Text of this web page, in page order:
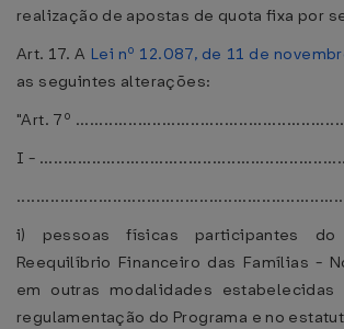
realização de apostas de quota fixa por
Art. 17. A Lei nº 12.087, de 11 de
as seguintes alterações:
"Art. 7º
I -
i) pessoas físicas participantes do
Reequilíbrio Financeiro das Famílias -
em outras modalidades
regulamentação do Programa e no